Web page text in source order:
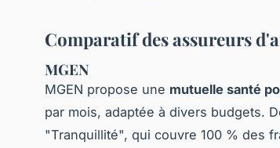
Comparatif des assureurs
MGEN
MGEN propose une mutuelle santé
par mois, adaptée à divers budgets.
"Tranquillité", qui couvre 100 % des